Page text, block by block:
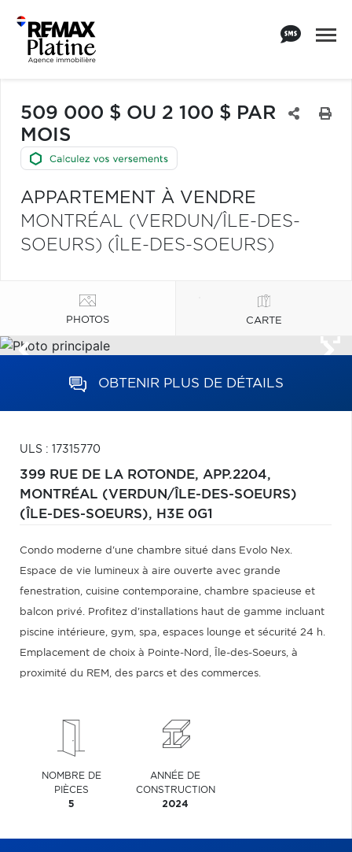
509 000 $ OU 2 100 $ PAR
MOIS
APPARTEMENT À VENDRE
MONTRÉAL (VERDUN/ÎLE-DES-
SOEURS) (ÎLE-DES-SOEURS)
PHOTOS CARTE
OBTENIR PLUS DE DÉTAILS
ULS : 17315770
399 RUE DE LA ROTONDE, APP.2204,
MONTRÉAL (VERDUN/ÎLE-DES-SOEURS)
(ÎLE-DES-SOEURS), H3E 0G1
Condo moderne d'une chambre situé dans Evolo Nex.
Espace de vie lumineux à aire ouverte avec grande
fenestration, cuisine contemporaine, chambre spacieuse et
balcon privé. Profitez d'installations haut de gamme incluant
piscine intérieure, gym, spa, espaces lounge et sécurité 24 h.
Emplacement de choix à Pointe-Nord, Île-des-Soeurs, à
proximité du REM, des parcs et des commerces.
NOMBRE DE
PIÈCES
5
ANNÉE DE
CONSTRUCTION
2024